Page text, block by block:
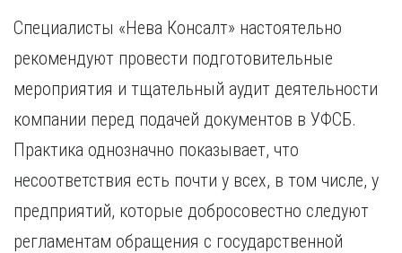
Специалисты «Нева Консалт» настоятельно
рекомендуют провести подготовительные
мероприятия и тщательный аудит деятельности
компании перед подачей документов в УФСБ.
Практика однозначно показывает, что
несоответствия есть почти у всех, в том числе, у
предприятий, которые добросовестно следуют
регламентам обращения с государственной